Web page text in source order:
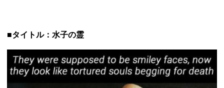
■タイトル：水子の霊